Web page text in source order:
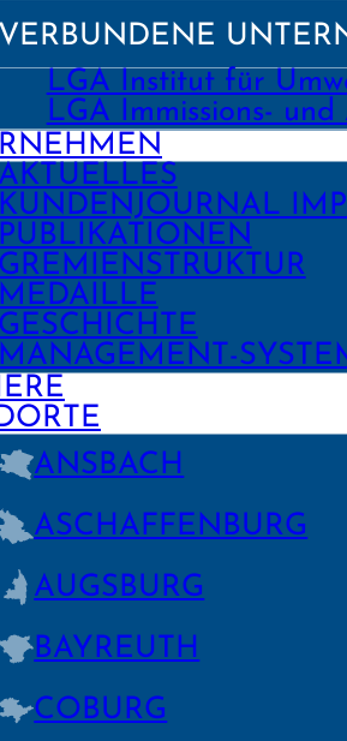
LGA Institut für
LGA Immissions-
ANSBACH
ASCHAFFEN­BURG
AUGSBURG
BAYREUTH
COBURG